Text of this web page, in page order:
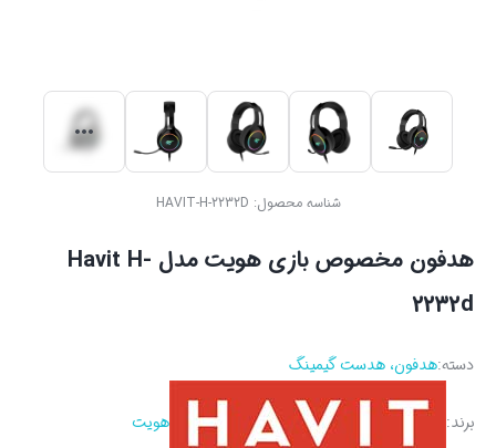
شناسه محصول: HAVIT-H-2232D
هدفون مخصوص بازی هویت مدل Havit H-
2232d
دسته:هدفون، هدست گیمینگ
برند: هویت